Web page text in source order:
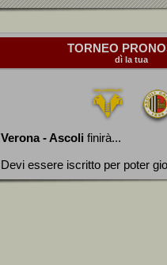
TORNEO
dì la tua
Verona - Ascoli finirà...
Devi essere iscritto per poter